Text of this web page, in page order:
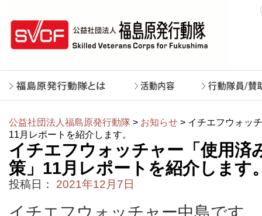
公益社団法人福島原発行動隊 > お知らせ > イチエフウォッ
11月レポートを紹介します。
イチエフウォッチャー「使用済
策」11月レポートを紹介します
投稿日： 2021年12月7日
イチエフウォッチャー中島です。